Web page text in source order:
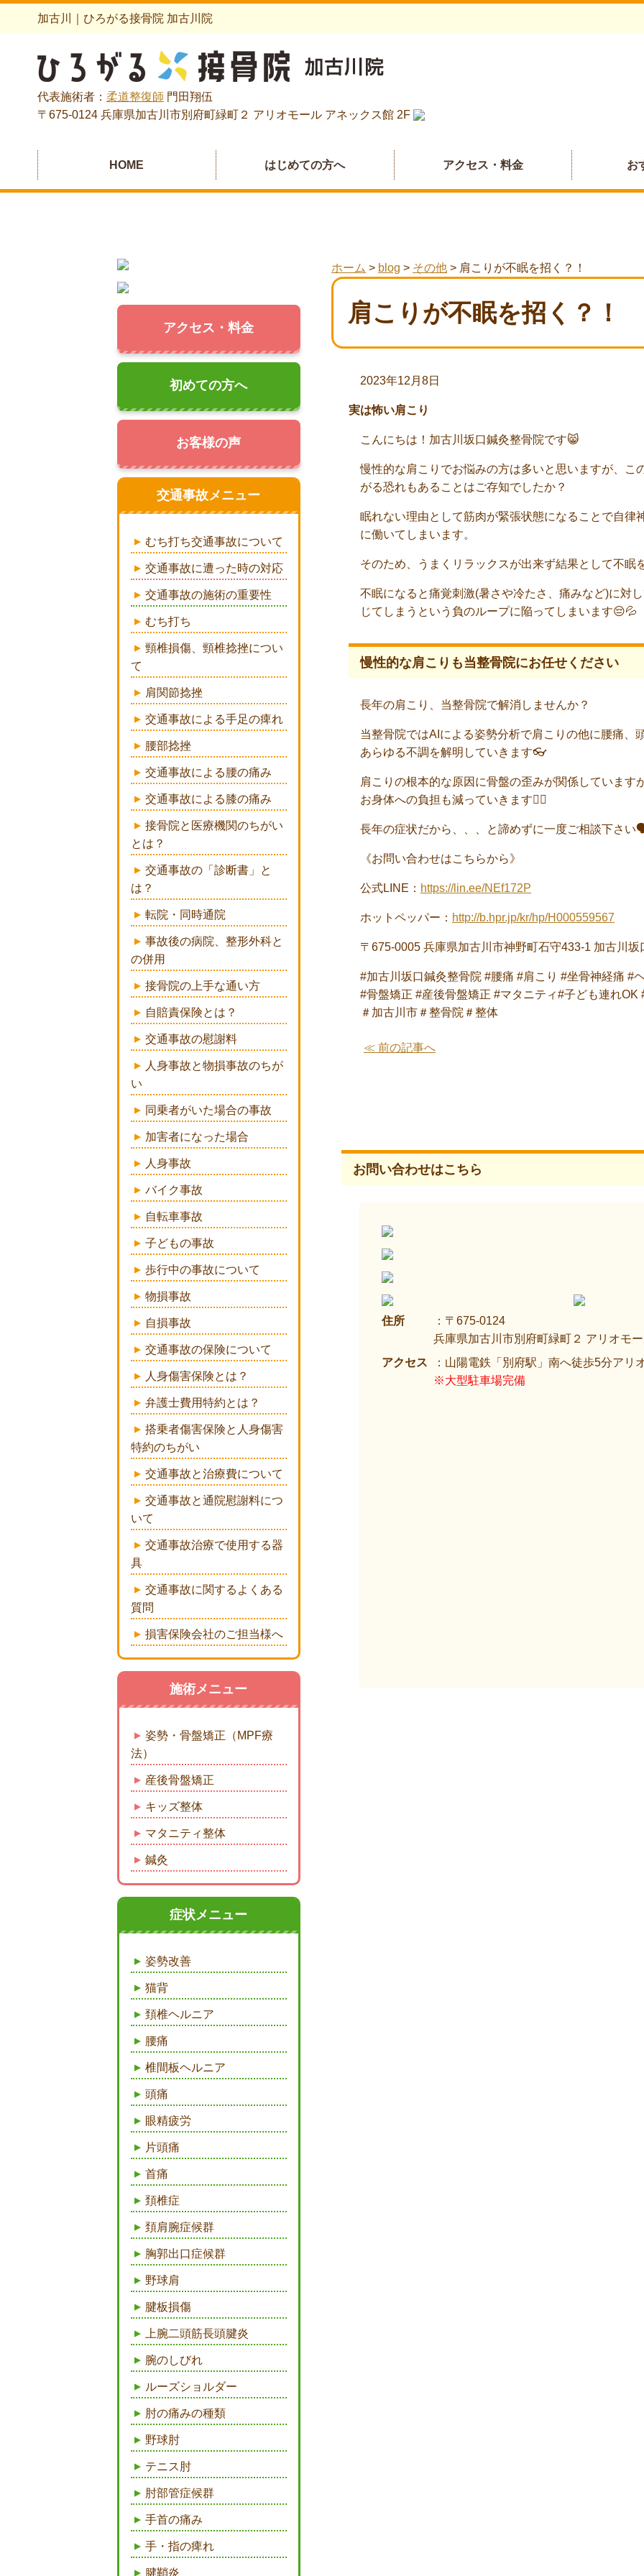
加古川｜ひろがる接骨院 加古川院
代表施術者： 柔道整復師 門田翔伍
〒675-0124 兵庫県加古川市別府町緑町２ アリオモール アネックス館 2F
HOME はじめての方へ アクセス・料金 お
ホーム > blog > その他 > 肩こりが不眠を招く？！
肩こりが不眠を招く？！
2023年12月8日
実は怖い肩こり
こんにちは！加古川坂口鍼灸整骨院です😸
慢性的な肩こりでお悩みの方は多いと思いますが、こ
がる恐れもあることはご存知でしたか？
眠れない理由として筋肉が緊張状態になることで自律
に働いてしまいます。
そのため、うまくリラックスが出来ず結果として不眠
不眠になると痛覚刺激(暑さや冷たさ、痛みなど)に対
じてしまうという負のループに陥ってしまいます😔💦
慢性的な肩こりも当整骨院にお任せください
長年の肩こり、当整骨院で解消しませんか？
当整骨院ではAIによる姿勢分析で肩こりの他に腰痛、
あらゆる不調を解明していきます👓
肩こりの根本的な原因に骨盤の歪みが関係しています
お身体への負担も減っていきます☝🏻
長年の症状だから、、、と諦めずに一度ご相談下さい
《お問い合わせはこちらから》
公式LINE： https://lin.ee/NEf172P
ホットペッパー： http://b.hpr.jp/kr/hp/H000559567
〒675‐0005 兵庫県加古川市神野町石守433‐1 加古川坂
#加古川坂口鍼灸整骨院 #腰痛 #肩こり #坐骨神経痛 #
#骨盤矯正 #産後骨盤矯正 #マタニティ#子ども連れ
＃加古川市＃整骨院＃整体
≪ 前の記事へ
お問い合わせはこちら
住所
：〒675-0124
兵庫県加古川市別府町緑町２ アリオモ
アクセス
：山陽電鉄「別府駅」南へ徒歩5分アリ
※大型駐車場完備
アクセス・料金
初めての方へ
お客様の声
交通事故メニュー
むち打ち交通事故について
交通事故に遭った時の対応
交通事故の施術の重要性
むち打ち
頸椎損傷、頸椎捻挫につい
て
肩関節捻挫
交通事故による手足の痺れ
腰部捻挫
交通事故による腰の痛み
交通事故による膝の痛み
接骨院と医療機関のちがい
とは？
交通事故の「診断書」と
は？
転院・同時通院
事故後の病院、整形外科と
の併用
接骨院の上手な通い方
自賠責保険とは？
交通事故の慰謝料
人身事故と物損事故のちが
い
同乗者がいた場合の事故
加害者になった場合
人身事故
バイク事故
自転車事故
子どもの事故
歩行中の事故について
物損事故
自損事故
交通事故の保険について
人身傷害保険とは？
弁護士費用特約とは？
搭乗者傷害保険と人身傷害
特約のちがい
交通事故と治療費について
交通事故と通院慰謝料につ
いて
交通事故治療で使用する器
具
交通事故に関するよくある
質問
損害保険会社のご担当様へ
施術メニュー
姿勢・骨盤矯正（MPF療
法）
産後骨盤矯正
キッズ整体
マタニティ整体
鍼灸
症状メニュー
姿勢改善
猫背
頚椎ヘルニア
腰痛
椎間板ヘルニア
頭痛
眼精疲労
片頭痛
首痛
頚椎症
頚肩腕症候群
胸郭出口症候群
野球肩
腱板損傷
上腕二頭筋長頭腱炎
腕のしびれ
ルーズショルダー
肘の痛みの種類
野球肘
テニス肘
肘部管症候群
手首の痛み
手・指の痺れ
腱鞘炎